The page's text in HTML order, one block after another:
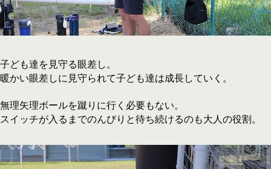
子ども達を見守る眼差し。
暖かい眼差しに見守られて子ども達は成長していく。
無理矢理ボールを蹴りに行く必要もない。
スイッチが入るまでのんびりと待ち続けるのも大人の役割。